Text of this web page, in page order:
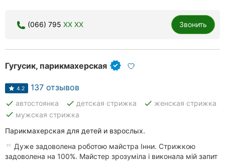
(066) 795 XX XX Звонить
Гугусик, парикмахерская
4.2 137 отзывов
done автостоянка done детская стрижка done женская стрижка
done мужская стрижка
Парикмахерская для детей и взрослых.
Дуже задоволена роботою майстра Інни. Стрижкою
задоволена на 100%. Майстер зрозуміла і виконала мій запит